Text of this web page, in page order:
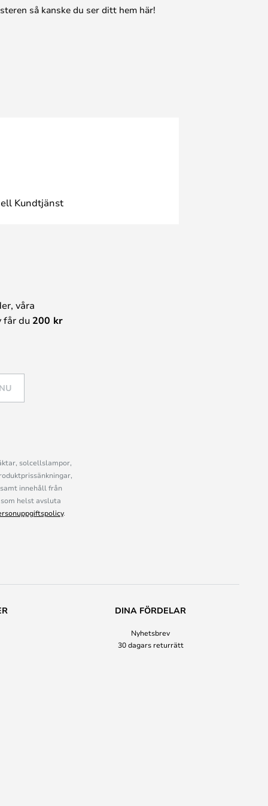
så kanske du ser ditt hem här!
Kundtjänst
våra
får du 200 kr
solcellslampor,
innehåll från
helst avsluta
.
DINA FÖRDELAR
Nyhetsbrev
30 dagars returrätt